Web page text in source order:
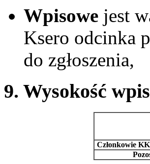
Wpisowe jest
Ksero odcinka
do zgłoszenia,
9. Wysokość
Członkowie